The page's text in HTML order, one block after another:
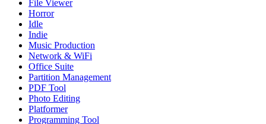
File Viewer
Horror
Idle
Indie
Music Production
Network & WiFi
Office Suite
Partition Management
PDF Tool
Photo Editing
Platformer
Programming Tool